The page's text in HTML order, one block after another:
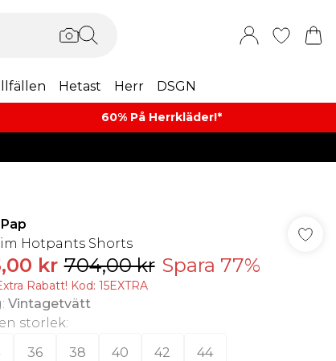
Hetast Herr DSGN
60% På Herrkläder!*​
Hotpants Shorts
kr 704,00 kr Spara 77%
Rabatt! Kod: 15EXTRA
: Vintagetvätt
storlek:
36 38 40 42 44